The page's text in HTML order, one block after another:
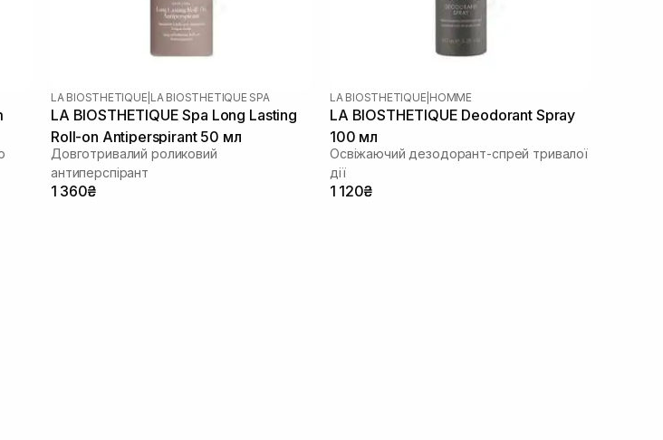
LA BIOSTHETIQUE LA BIOSTHETIQUE SPA
LA BIOSTHETIQUE Spa Long Lasting
Roll-on Antiperspirant 50 мл
Довготривалий роликовий
антиперспірант
1 360₴
LA BIOSTHETIQUE HOMME
LA BIOSTHETIQUE Deodorant Spray
100 мл
Освіжаючий дезодорант-спрей тривалої
дії
1 120₴